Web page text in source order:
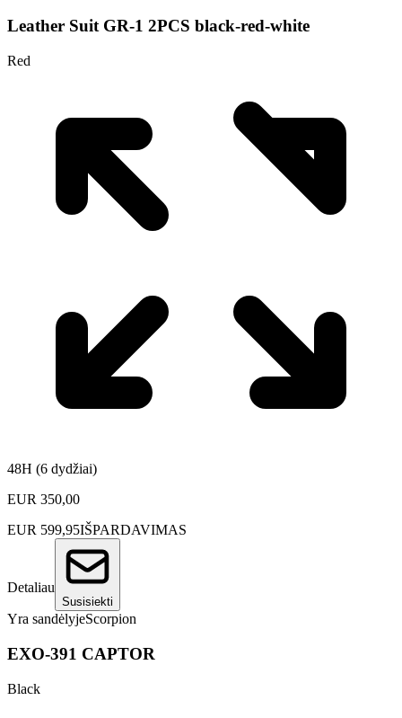
Leather Suit GR-1 2PCS black-red-white
Red
48H (6 dydžiai)
EUR 350,00
EUR 599,95IŠPARDAVIMAS
Detaliau
Susisiekti
Yra sandėlyjeScorpion
EXO-391 CAPTOR
Black